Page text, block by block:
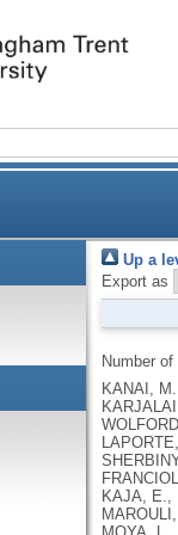
Up a
Export as
Number
KANAI, M., ANDREWS, S.J., CORDIOLI, M., STEVENS, C., NEALE, B.M., DALY, M., GANNA, A., PATHAK, G.A., IWASAKI, A., KARJALAINEN, J., MEHTONEN, J., PIRINEN, M., CHWIALKOWSKA, K., TRANKIEM, A., BALACONIS, M.K., VEERAPEN, K., WOLFORD, B.N., AHMAD, H.F., ANDREWS, S., VON HOHENSTAUFEN PUOTI, K.A., BOER, C., BOUA, P.R., BUTLER-LAPORTE, G., CADILLA, C.L., CHWIAŁKOWSKA, K., COLOMBO, F., DOUILLARD, V., DUEKER, N., DUTTA, A.K., EL-SHERBINY, Y.M., ELTOUKHY, M.M., ESMAEELI, S., FAUCON, A., FAVE, M.J., CADENAS, I.F., FRANCESCATTO, M., FRANCIOLI, L., FRANKE, L., FUENTES, M., DURÁN, R.G., CABRERO, D.G., HARRY, E.N., JANSEN, P., SZENTPÉTERI, J.L., KAJA, E., KANAI, M., KIRK, C., KOUSATHANAS, A., KRIEGER, J.E., PATEL, S.K., LEMAÇON, A., LIMOU, S., LIÓ, P., MAROULI, E., MARTTILA, M.M., MEDINA-GÓMEZ, C.,